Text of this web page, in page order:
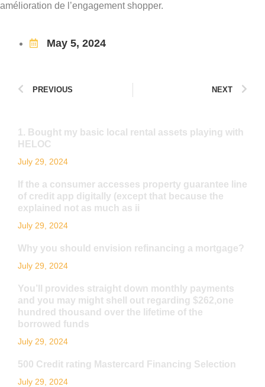
amélioration de l’engagement shopper.
May 5, 2024
PREVIOUS NEXT
1. Bought my basic local rental assets playing with
HELOC
July 29, 2024
If the a consumer accesses property guarantee line
of credit app digitally (except that because the
explained not as much as ii
July 29, 2024
Why you should envision refinancing a mortgage?
July 29, 2024
You’ll provides straight down monthly payments
and you may might shell out regarding $262,one
hundred thousand over the lifetime of the
borrowed funds
July 29, 2024
500 Credit rating Mastercard Financing Selection
July 29, 2024